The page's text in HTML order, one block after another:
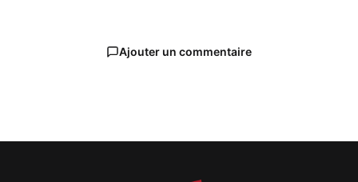
Ajouter un commentaire